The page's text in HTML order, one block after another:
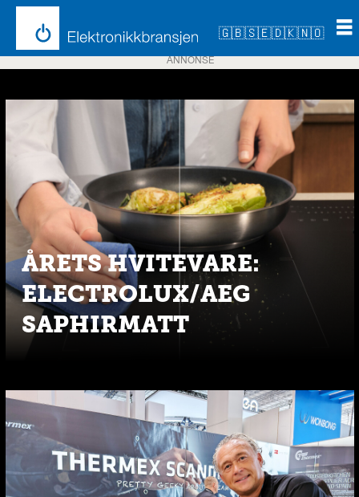
🇬🇧🇸🇪🇩🇰🇳🇴
Emne:
induksjon
ANNONSE
ÅRETS HVITEVARE:
ELECTROLUX/AEG
SAPHIRMATT